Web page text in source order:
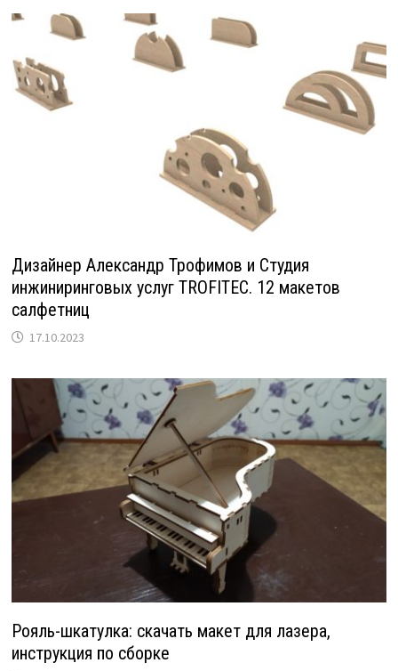
Дизайнер Александр Трофимов и Студия
инжиниринговых услуг TROFITEC. 12 макетов
салфетниц
17.10.2023
Рояль-шкатулка: скачать макет для лазера,
инструкция по сборке